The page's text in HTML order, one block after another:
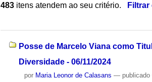
483 itens atendem ao seu critério.
Posse de Marcelo Viana como
Diversidade - 06/11/2024
por Maria Leonor de Calasans — publicado